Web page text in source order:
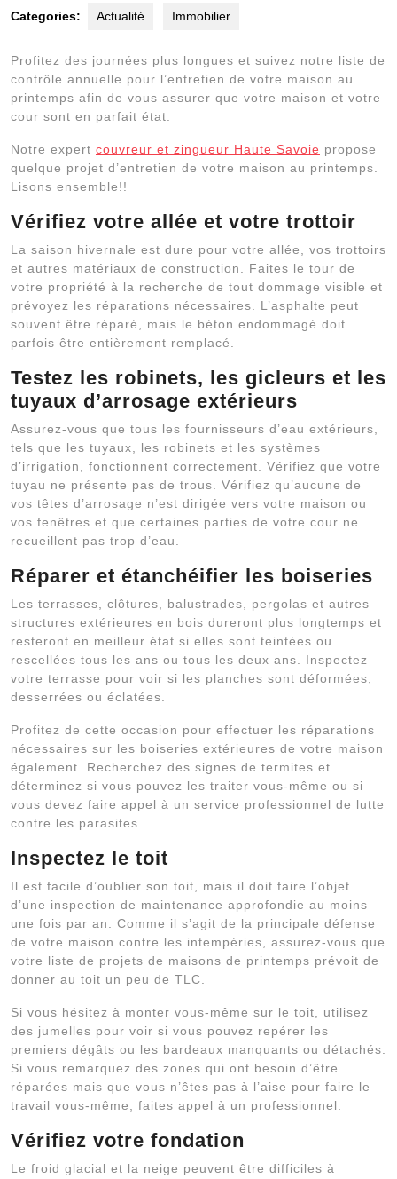
Categories: Actualité Immobilier
Profitez des journées plus longues et suivez notre liste de
contrôle annuelle pour l’entretien de votre maison au
printemps afin de vous assurer que votre maison et votre
cour sont en parfait état.
Notre expert couvreur et zingueur Haute Savoie propose
quelque projet d’entretien de votre maison au printemps.
Lisons ensemble!!
Vérifiez votre allée et votre trottoir
La saison hivernale est dure pour votre allée, vos trottoirs
et autres matériaux de construction. Faites le tour de
votre propriété à la recherche de tout dommage visible et
prévoyez les réparations nécessaires. L’asphalte peut
souvent être réparé, mais le béton endommagé doit
parfois être entièrement remplacé.
Testez les robinets, les gicleurs et les
tuyaux d’arrosage extérieurs
Assurez-vous que tous les fournisseurs d’eau extérieurs,
tels que les tuyaux, les robinets et les systèmes
d’irrigation, fonctionnent correctement. Vérifiez que votre
tuyau ne présente pas de trous. Vérifiez qu’aucune de
vos têtes d’arrosage n’est dirigée vers votre maison ou
vos fenêtres et que certaines parties de votre cour ne
recueillent pas trop d’eau.
Réparer et étanchéifier les boiseries
Les terrasses, clôtures, balustrades, pergolas et autres
structures extérieures en bois dureront plus longtemps et
resteront en meilleur état si elles sont teintées ou
rescellées tous les ans ou tous les deux ans. Inspectez
votre terrasse pour voir si les planches sont déformées,
desserrées ou éclatées.
Profitez de cette occasion pour effectuer les réparations
nécessaires sur les boiseries extérieures de votre maison
également. Recherchez des signes de termites et
déterminez si vous pouvez les traiter vous-même ou si
vous devez faire appel à un service professionnel de lutte
contre les parasites.
Inspectez le toit
Il est facile d’oublier son toit, mais il doit faire l’objet
d’une inspection de maintenance approfondie au moins
une fois par an. Comme il s’agit de la principale défense
de votre maison contre les intempéries, assurez-vous que
votre liste de projets de maisons de printemps prévoit de
donner au toit un peu de TLC.
Si vous hésitez à monter vous-même sur le toit, utilisez
des jumelles pour voir si vous pouvez repérer les
premiers dégâts ou les bardeaux manquants ou détachés.
Si vous remarquez des zones qui ont besoin d’être
réparées mais que vous n’êtes pas à l’aise pour faire le
travail vous-même, faites appel à un professionnel.
Vérifiez votre fondation
Le froid glacial et la neige peuvent être difficiles à